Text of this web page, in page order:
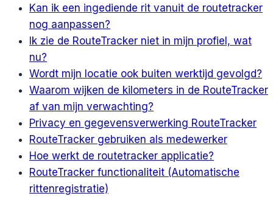
Kan ik een ingediende rit vanuit de routetracker
nog aanpassen?
Ik zie de RouteTracker niet in mijn profiel, wat
nu?
Wordt mijn locatie ook buiten werktijd gevolgd?
Waarom wijken de kilometers in de RouteTracker
af van mijn verwachting?
Privacy en gegevensverwerking RouteTracker
RouteTracker gebruiken als medewerker
Hoe werkt de routetracker applicatie?
RouteTracker functionaliteit (Automatische
rittenregistratie)